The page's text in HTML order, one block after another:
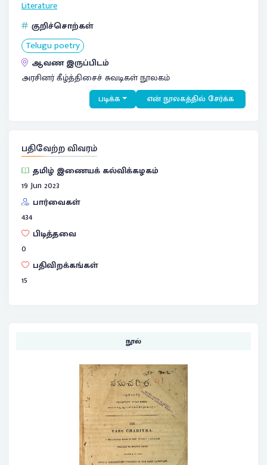
Literature
குறிச்சொற்கள்
Telugu poetry
ஆவண இருப்பிடம்
அரசினர் கீழ்த்திசைச் சுவடிகள் நூலகம்
படிக்க என் நூலகத்தில் சேர்க்க
பதிவேற்ற விவரம்
தமிழ் இணையக் கல்விக்கழகம்
19 Jun 2023
பார்வைகள்
434
பிடித்தவை
0
பதிவிறக்கங்கள்
15
நூல்